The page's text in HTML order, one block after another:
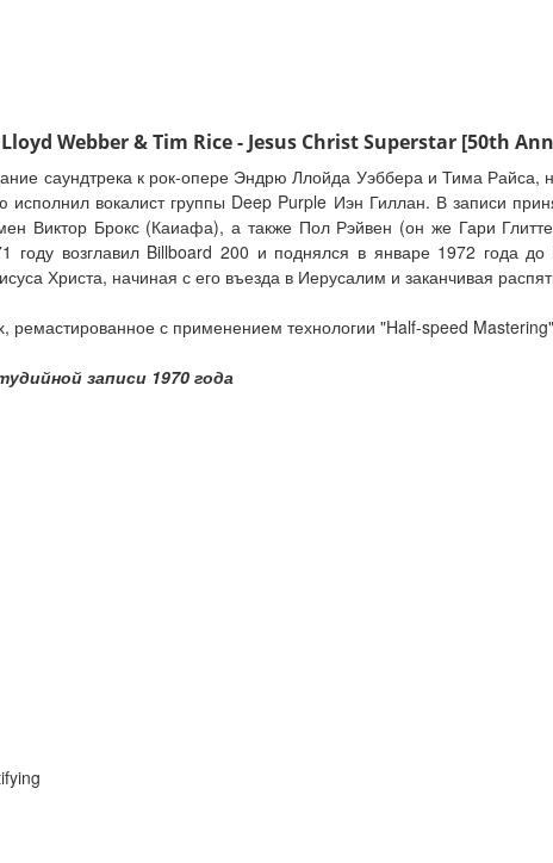
Webber & Tim Rice - Jesus Christ Superstar [50th
саундтрека к рок-опере Эндрю Ллойда Уэббера и Тима Райса,
исполнил вокалист группы Deep Purple Иэн Гиллан. В записи
Виктор Брокс (Каиафа), а также Пол Рэйвен (он же Гари
году возглавил Billboard 200 и поднялся в январе 1972 года
Христа, начиная с его въезда в Иерусалим и заканчивая
ремастированное с применением технологии "Half-speed
записи 1970 года